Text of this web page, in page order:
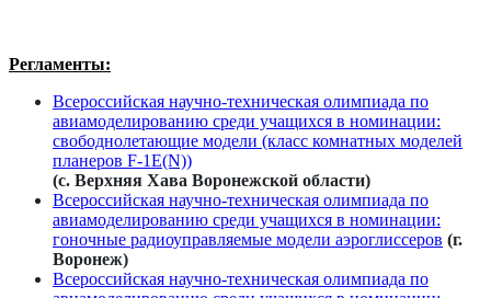
Регламенты:
Всероссийская научно-техническая олимпиада по
авиамоделированию среди учащихся в номинации:
свободнолетающие модели (класс комнатных моделей
планеров F-1E(N))
(с. Верхняя Хава Воронежской области)
Всероссийская научно-техническая олимпиада по
авиамоделированию среди учащихся в номинации:
гоночные радиоуправляемые модели аэроглиссеров (г.
Воронеж)
Всероссийская научно-техническая олимпиада по